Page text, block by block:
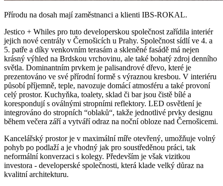
Přírodu na dosah mají zaměstnanci a klienti IBS-ROKAL.
Jestico + Whiles pro tuto developerskou společnost zařídila interiér
jejich nové centrály v Černošicích u Prahy. Společnost sídlí ve 4. a
5. patře a díky venkovním terasám a skleněné fasádě má nejen
krásný výhled na Brdskou vrchovinu, ale také bohatý zdroj denního
světla. Dominantním prvkem je palisandrové dřevo, které je
prezentováno ve své přírodní formě s výraznou kresbou. V interiéru
působí příjemně, teple, navozuje domácí atmosféru a také provoní
celý prostor. Kuchyňka, toalety, sklad či bar jsou čistě bílé a
korespondují s oválnými stropními reflektory. LED osvětlení je
integrováno do stropních “oblaků“, takže jednotlivé prvky designu
během večera září a vytváří odraz na noční obloze nad Černošicemi.
Kancelářský prostor je v maximální míře otevřený, umožňuje volný
pohyb po podlaží a je vhodný jak pro soustředěnou práci, tak
neformální konverzaci s kolegy. Především je však vizitkou
investora - developerské společnosti, která klade velký důraz na
kvalitní architekturu.